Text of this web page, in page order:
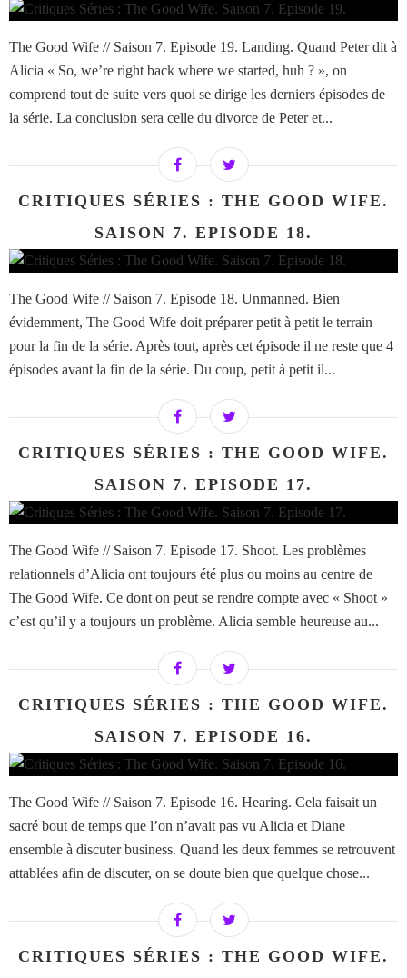
The Good Wife // Saison 7. Episode 19. Landing. Quand Peter dit à
Alicia « So, we’re right back where we started, huh ? », on
comprend tout de suite vers quoi se dirige les derniers épisodes de
la série. La conclusion sera celle du divorce de Peter et...
CRITIQUES SÉRIES : THE GOOD WIFE.
SAISON 7. EPISODE 18.
The Good Wife // Saison 7. Episode 18. Unmanned. Bien
évidemment, The Good Wife doit préparer petit à petit le terrain
pour la fin de la série. Après tout, après cet épisode il ne reste que 4
épisodes avant la fin de la série. Du coup, petit à petit il...
CRITIQUES SÉRIES : THE GOOD WIFE.
SAISON 7. EPISODE 17.
The Good Wife // Saison 7. Episode 17. Shoot. Les problèmes
relationnels d’Alicia ont toujours été plus ou moins au centre de
The Good Wife. Ce dont on peut se rendre compte avec « Shoot »
c’est qu’il y a toujours un problème. Alicia semble heureuse au...
CRITIQUES SÉRIES : THE GOOD WIFE.
SAISON 7. EPISODE 16.
The Good Wife // Saison 7. Episode 16. Hearing. Cela faisait un
sacré bout de temps que l’on n’avait pas vu Alicia et Diane
ensemble à discuter business. Quand les deux femmes se retrouvent
attablées afin de discuter, on se doute bien que quelque chose...
CRITIQUES SÉRIES : THE GOOD WIFE.